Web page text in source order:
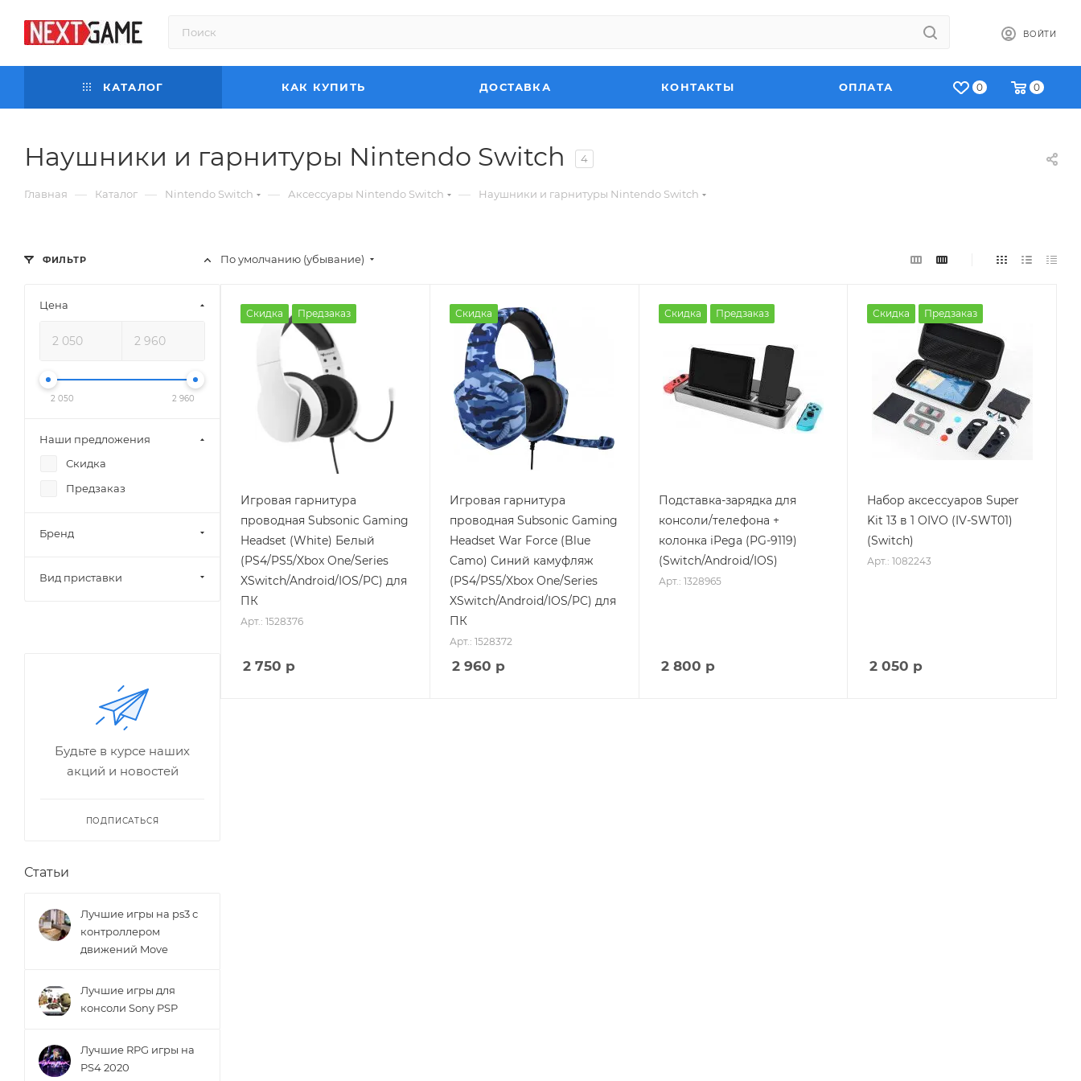
ВОЙТИ
0 0
КАТАЛОГ КАК КУПИТЬ ДОСТАВКА КОНТАКТЫ ОПЛАТА
Наушники и гарнитуры Nintendo Switch 4
Главная — Каталог — Nintendo Switch — Аксессуары Nintendo Switch — Наушники и гарнитуры Nintendo Switch
По умолчанию (убывание)
Скидка Предзаказ
Игровая гарнитура
проводная Subsonic Gaming
Headset (White) Белый
(PS4/PS5/Xbox One/Series
XSwitch/Android/IOS/PC) для
ПК
Арт.: 1528376
2 750 р
Скидка
Игровая гарнитура
проводная Subsonic Gaming
Headset War Force (Blue
Camo) Синий камуфляж
(PS4/PS5/Xbox One/Series
XSwitch/Android/IOS/PC) для
ПК
Арт.: 1528372
2 960 р
Скидка Предзаказ
Подставка-зарядка для
консоли/телефона +
колонка iPega (PG-9119)
(Switch/Android/IOS)
Арт.: 1328965
2 800 р
Скидка Предзаказ
Набор аксессуаров Super
Kit 13 в 1 OIVO (IV-SWT01)
(Switch)
Арт.: 1082243
2 050 р
ФИЛЬТР
Цена
2 050 2 960
Наши предложения
Скидка
Предзаказ
Бренд
Вид приставки
Будьте в курсе наших
акций и новостей
ПОДПИСАТЬСЯ
Статьи
Лучшие игры на ps3 с
контроллером
движений Move
Лучшие игры для
консоли Sony PSP
Лучшие RPG игры на
PS4 2020